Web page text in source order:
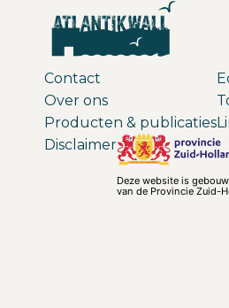
Contact
Over ons
Producten & publicaties
Disclaimer
Deze website is
van de Provincie Zuid-